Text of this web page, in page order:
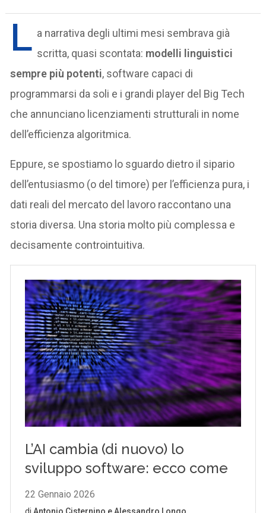
L a narrativa degli ultimi mesi sembrava già
scritta, quasi scontata: modelli linguistici
sempre più potenti, software capaci di
programmarsi da soli e i grandi player del Big Tech
che annunciano licenziamenti strutturali in nome
dell’efficienza algoritmica.
Eppure, se spostiamo lo sguardo dietro il sipario
dell’entusiasmo (o del timore) per l’efficienza pura, i
dati reali del mercato del lavoro raccontano una
storia diversa. Una storia molto più complessa e
decisamente controintuitiva.